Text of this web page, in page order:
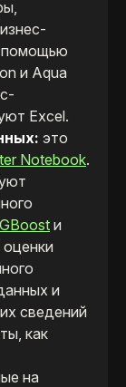
помощью
и Aqua
Excel.
это
Notebook.
и
оценки
и
сведений
как
на